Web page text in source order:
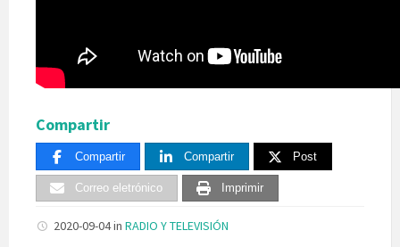
Compartir
Compartir Compartir Post
Correo eletrónico Imprimir
2020-09-04in RADIO Y TELEVISIÓN